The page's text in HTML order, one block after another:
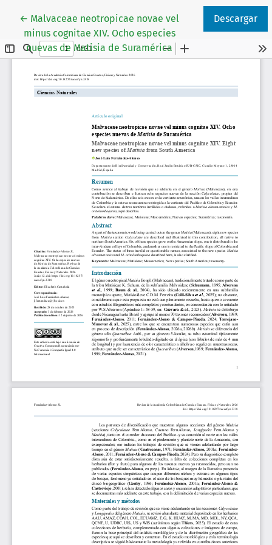
← Volver a los detalles del artículo
Malvaceae neotropicae novae vel
minus cognitae XIV. Ocho especies
nuevas de Matisia de Suramérica
Descargar